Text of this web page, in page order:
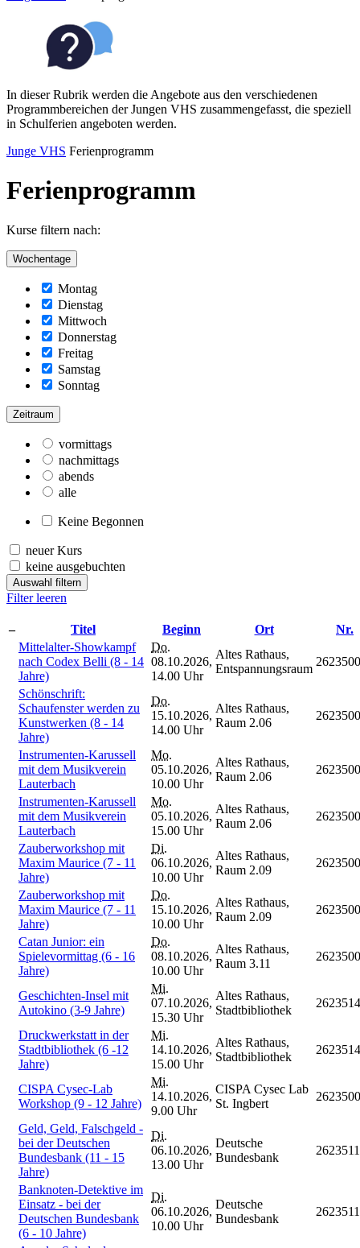
In dieser Rubrik werden die Angebote aus den verschiedenen
Programmbereichen der Jungen VHS zusammengefasst, die speziell
in Schulferien angeboten werden.
Junge VHS Ferienprogramm
Ferienprogramm
Kurse filtern nach:
Wochentage
Montag
Dienstag
Mittwoch
Donnerstag
Freitag
Samstag
Sonntag
Zeitraum
vormittags
nachmittags
abends
alle
Keine Begonnen
neuer Kurs
keine ausgebuchten
Auswahl filtern
Filter leeren
– Titel Beginn Ort
Nr.
Mittelalter-Showkampf
nach Codex Belli (8 - 14
Jahre)
Do.
08.10.2026,
14.00 Uhr
Altes Rathaus,
Entspannungsraum
Schönschrift:
Schaufenster werden zu
Kunstwerken (8 - 14
Jahre)
Do.
15.10.2026,
14.00 Uhr
Altes Rathaus,
Raum 2.06
Instrumenten-Karussell
mit dem Musikverein
Lauterbach
Mo.
05.10.2026,
10.00 Uhr
Altes Rathaus,
Raum 2.06
Instrumenten-Karussell
mit dem Musikverein
Lauterbach
Mo.
05.10.2026,
15.00 Uhr
Altes Rathaus,
Raum 2.06
Zauberworkshop mit
Maxim Maurice (7 - 11
Jahre)
Di.
06.10.2026,
10.00 Uhr
Altes Rathaus,
Raum 2.09
Zauberworkshop mit
Maxim Maurice (7 - 11
Jahre)
Do.
15.10.2026,
10.00 Uhr
Altes Rathaus,
Raum 2.09
Catan Junior: ein
Spielevormittag (6 - 16
Jahre)
Do.
08.10.2026,
10.00 Uhr
Altes Rathaus,
Raum 3.11
Geschichten-Insel mit
Autokino (3-9 Jahre)
Mi.
07.10.2026,
15.30 Uhr
Altes Rathaus,
Stadtbibliothek
Druckwerkstatt in der
Stadtbibliothek (6 -12
Jahre)
Mi.
14.10.2026,
15.00 Uhr
Altes Rathaus,
Stadtbibliothek
CISPA Cysec-Lab
Workshop (9 - 12 Jahre)
Mi.
14.10.2026,
9.00 Uhr
CISPA Cysec Lab
St. Ingbert
Geld, Geld, Falschgeld -
bei der Deutschen
Bundesbank (11 - 15
Jahre)
Di.
06.10.2026,
13.00 Uhr
Deutsche
Bundesbank
Banknoten-Detektive im
Einsatz - bei der
Deutschen Bundesbank
(6 - 10 Jahre)
Di.
06.10.2026,
10.00 Uhr
Deutsche
Bundesbank